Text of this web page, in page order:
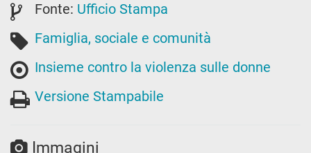
Fonte: Ufficio Stampa
Famiglia, sociale e comunità
Insieme contro la violenza sulle donne
Versione Stampabile
Immagini